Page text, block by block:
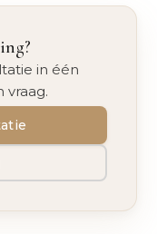
in één
vraag.